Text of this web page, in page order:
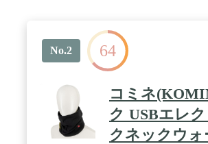
No.2 64
コミネ
ク USBエレ
クネックウォ